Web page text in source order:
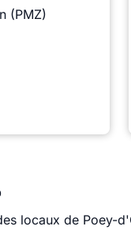
(PMZ)
locaux de Poey-